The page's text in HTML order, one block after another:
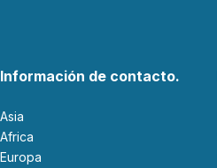
Información de contacto.
Asia
Africa
Europa